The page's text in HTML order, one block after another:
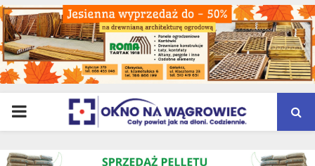
PRIMARY
MENU